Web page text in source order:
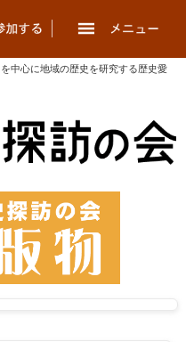
中心に地域の歴史を研究する歴史愛